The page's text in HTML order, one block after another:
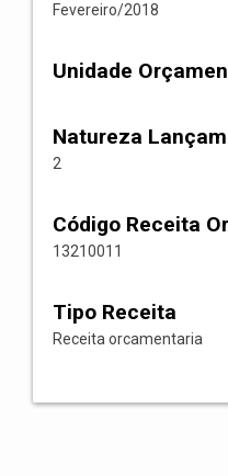
Fevereiro/2018
Unidade
Natureza
2
Código Receita
13210011
Tipo Receita
Receita orcamentaria